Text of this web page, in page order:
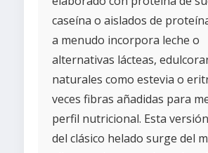
caseína o aislados de
a menudo incorpora leche o
alternativas lácteas,
naturales como estevia o
veces fibras añadidas para
perfil nutricional. Esta
del clásico helado surge del